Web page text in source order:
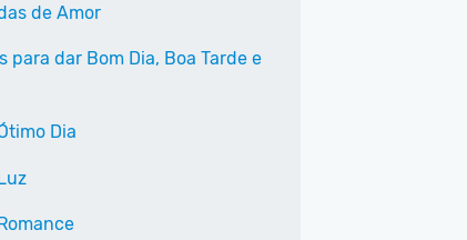
de Amor
para dar Bom Dia, Boa Tarde e
Dia